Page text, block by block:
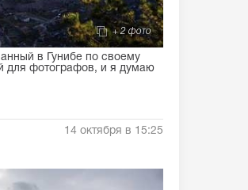
+ 2 фото
в Гунибе по своему
для фотографов, и я думаю
14 октября в 15:25